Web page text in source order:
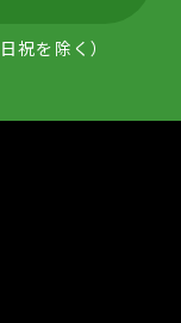
祝を除く）